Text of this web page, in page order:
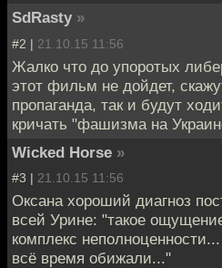
SdRasty »
#2 | 21.10.15 11:56
Жалко что до упоротых
этот фильм не дойдет,
пропаганда, так и будут
кричать "фашизма на
Wicked Horse »
#3 | 21.10.15 11:56
Оксана хороший диагноз
всей Урине: "такое
комплекс
всё время обижали..."